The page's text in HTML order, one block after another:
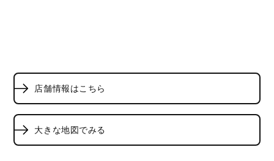
店舗情報はこちら
大きな地図でみる